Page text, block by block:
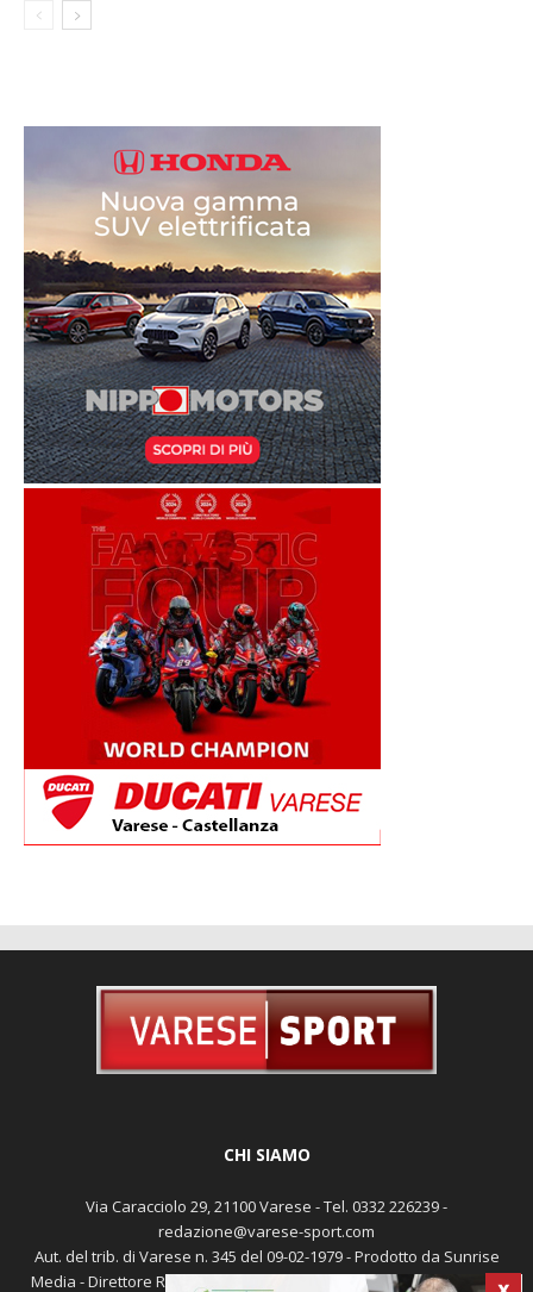
CHI SIAMO
Via Caracciolo 29, 21100 Varese - Tel. 0332 226239 -
redazione@varese-sport.com
Aut. del trib. di Varese n. 345 del 09-02-1979 - Prodotto da Sunrise
Media - Direttore Responsabile: Michele Marocco -Cookie policy